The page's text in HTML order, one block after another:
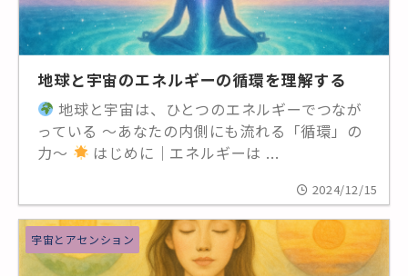
地球と宇宙のエネルギーの循環を理解する
地球と宇宙は、ひとつのエネルギーでつなが
っている 〜あなたの内側にも流れる「循環」の
力〜
はじめに｜エネルギーは ...
2024/12/15
宇宙とアセンション